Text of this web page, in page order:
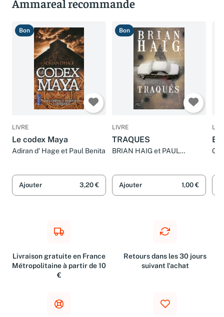
Ammareal recommande
Bon
LIVRE
Le codex Maya
Adiran d' Hage et Paul Benita
Ajouter 3,20 €
Bon
LIVRE
TRAQUES
BRIAN HAIG et PAUL
Ajouter 1,00 €
Livraison gratuite en France
Métropolitaine à partir de 10
€
Retours dans les 30 jours
suivant l'achat